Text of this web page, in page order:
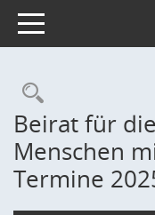
Toggle navigation
Beirat für
Menschen
Termine